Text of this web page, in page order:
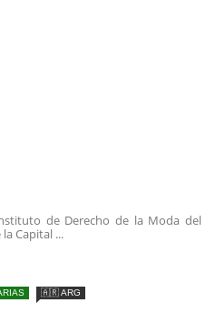
de Derecho de la Moda del
Capital ...
🇦🇷 ARG